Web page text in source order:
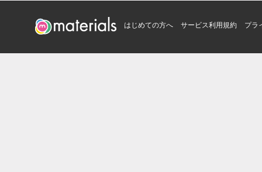
はじめての方へ サービス利用規約 プラ